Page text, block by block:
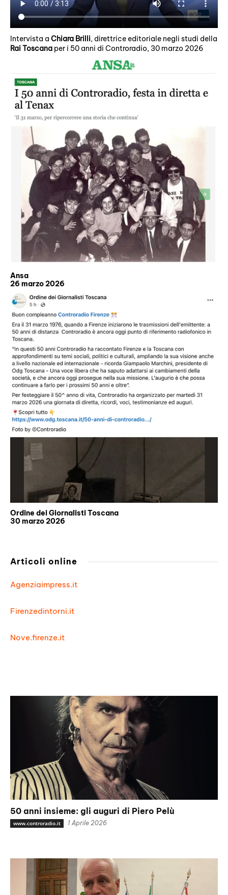
Intervista a Chiara Brilli, direttrice editoriale negli studi della
Rai Toscana per i 50 anni di Controradio, 30 marzo 2026
Ansa
26 marzo 2026
Ordine dei Giornalisti Toscana
30 marzo 2026
Articoli online
Agenziaimpress.it
Firenzedintorni.it
Nove.firenze.it
50 anni insieme: gli auguri di Piero Pelù
www.controradio.it 1 Aprile 2026